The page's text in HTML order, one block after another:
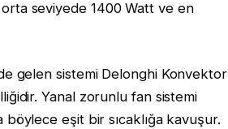
seviyede 1400 Watt ve en
gelen sistemi Delonghi Konvektor
Yanal zorunlu fan sistemi
böylece eşit bir sıcaklığa kavuşur.